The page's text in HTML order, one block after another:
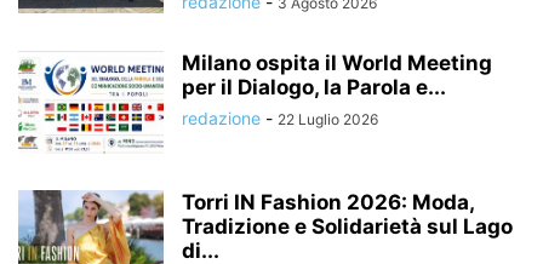
Milano ospita il World Meeting
per il Dialogo, la Parola e...
redazione - 22 Luglio 2026
Torri IN Fashion 2026: Moda,
Tradizione e Solidarietà sul Lago
di...